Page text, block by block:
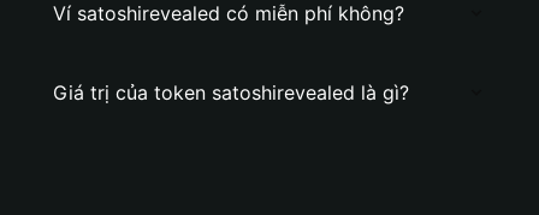
Ví satoshirevealed có miễn phí không?
Giá trị của token satoshirevealed là gì?